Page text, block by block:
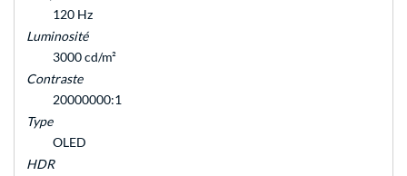
120 Hz
Luminosité
3000 cd/m²
Contraste
20000000:1
Type
OLED
HDR